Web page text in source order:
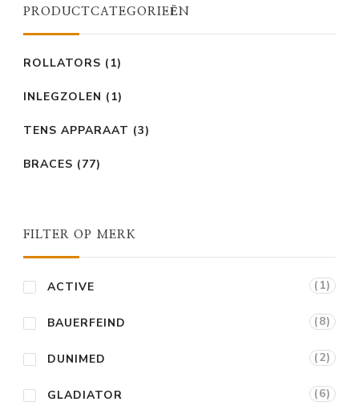
PRODUCTCATEGORIEËN
ROLLATORS (1)
INLEGZOLEN (1)
TENS APPARAAT (3)
BRACES (77)
FILTER OP MERK
ACTIVE (1)
BAUERFEIND (8)
DUNIMED (2)
GLADIATOR (6)